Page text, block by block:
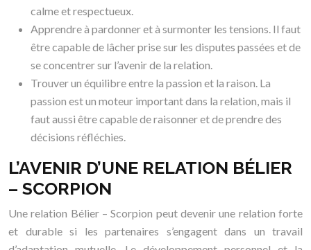
calme et respectueux.
Apprendre à pardonner et à surmonter les tensions. Il faut
être capable de lâcher prise sur les disputes passées et de
se concentrer sur l’avenir de la relation.
Trouver un équilibre entre la passion et la raison. La
passion est un moteur important dans la relation, mais il
faut aussi être capable de raisonner et de prendre des
décisions réfléchies.
L’AVENIR D’UNE RELATION BÉLIER
– SCORPION
Une relation Bélier – Scorpion peut devenir une relation forte
et durable si les partenaires s’engagent dans un travail